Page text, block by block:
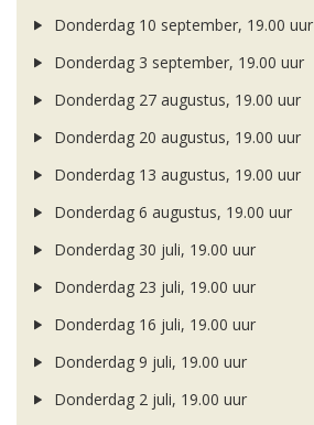
Donderdag 10 september, 19.00 uur
Donderdag 3 september, 19.00 uur
Donderdag 27 augustus, 19.00 uur
Donderdag 20 augustus, 19.00 uur
Donderdag 13 augustus, 19.00 uur
Donderdag 6 augustus, 19.00 uur
Donderdag 30 juli, 19.00 uur
Donderdag 23 juli, 19.00 uur
Donderdag 16 juli, 19.00 uur
Donderdag 9 juli, 19.00 uur
Donderdag 2 juli, 19.00 uur